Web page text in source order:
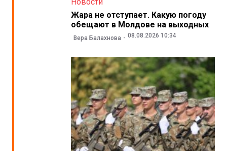
Жара не отступает. Какую погоду
обещают в Молдове на выходных
Вера Балахнова 08.08.2026 10:34